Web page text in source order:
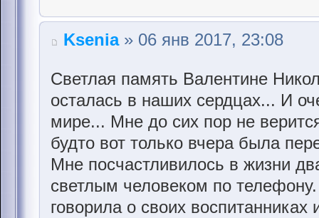
Ksenia» 06 янв 2017, 23:08
Светлая память Валентине
осталась в наших сердцах... И
мире... Мне до сих пор не
будто вот только вчера была
Мне посчастливилось в жизни
светлым человеком по
говорила о своих